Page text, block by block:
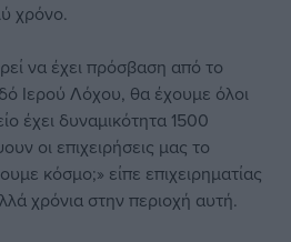
χρόνο.
να έχει πρόσβαση από το
Ιερού Λόχου, θα έχουμε όλοι
έχει δυναμικότητα 1500
οι επιχειρήσεις μας το
κόσμο;» είπε επιχειρηματίας
χρόνια στην περιοχή αυτή.